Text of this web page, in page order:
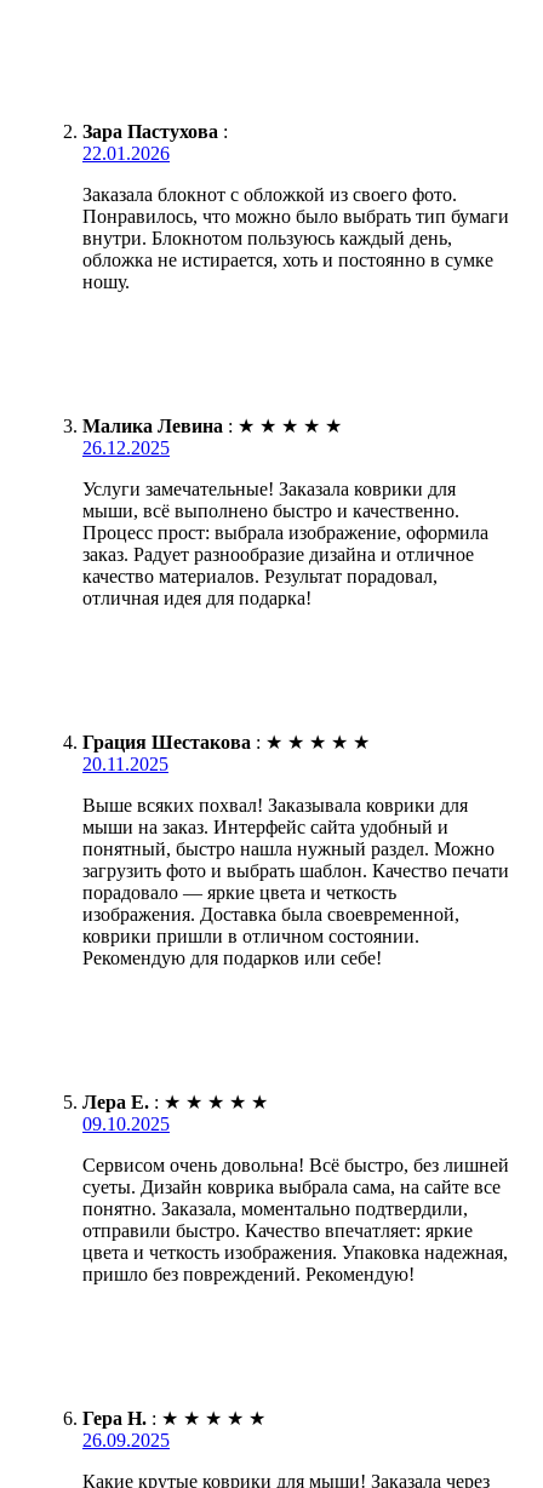
Зара Пастухова :
22.01.2026
Заказала блокнот с обложкой из своего фото.
Понравилось, что можно было выбрать тип бумаги
внутри. Блокнотом пользуюсь каждый день,
обложка не истирается, хоть и постоянно в сумке
ношу.
Малика Левина : ★ ★ ★ ★ ★
26.12.2025
Услуги замечательные! Заказала коврики для
мыши, всё выполнено быстро и качественно.
Процесс прост: выбрала изображение, оформила
заказ. Радует разнообразие дизайна и отличное
качество материалов. Результат порадовал,
отличная идея для подарка!
Грация Шестакова : ★ ★ ★ ★ ★
20.11.2025
Выше всяких похвал! Заказывала коврики для
мыши на заказ. Интерфейс сайта удобный и
понятный, быстро нашла нужный раздел. Можно
загрузить фото и выбрать шаблон. Качество печати
порадовало — яркие цвета и четкость
изображения. Доставка была своевременной,
коврики пришли в отличном состоянии.
Рекомендую для подарков или себе!
Лера Е. : ★ ★ ★ ★ ★
09.10.2025
Сервисом очень довольна! Всё быстро, без лишней
суеты. Дизайн коврика выбрала сама, на сайте все
понятно. Заказала, моментально подтвердили,
отправили быстро. Качество впечатляет: яркие
цвета и четкость изображения. Упаковка надежная,
пришло без повреждений. Рекомендую!
Гера Н. : ★ ★ ★ ★ ★
26.09.2025
Какие крутые коврики для мыши! Заказала через